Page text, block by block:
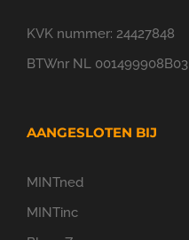
KVK nummer: 24427848
BTWnr NL 001499908B03
AANGESLOTEN BIJ
MINTned
MINTinc